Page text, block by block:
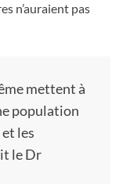
n’auraient pas
mettent à
population
les
le Dr